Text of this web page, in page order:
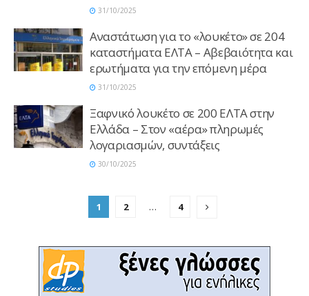
31/10/2025
Αναστάτωση για το «λουκέτο» σε 204
καταστήματα ΕΛΤΑ – Αβεβαιότητα και
ερωτήματα για την επόμενη μέρα
31/10/2025
Ξαφνικό λουκέτο σε 200 ΕΛΤΑ στην
Ελλάδα – Στον «αέρα» πληρωμές
λογαριασμών, συντάξεις
30/10/2025
1 2 … 4